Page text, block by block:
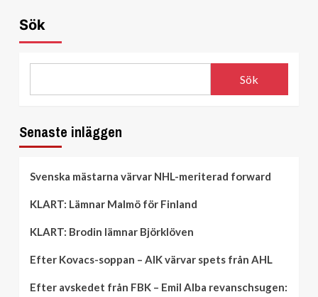
Sök
Sök
Senaste inläggen
Svenska mästarna värvar NHL-meriterad forward
KLART: Lämnar Malmö för Finland
KLART: Brodin lämnar Björklöven
Efter Kovacs-soppan – AIK värvar spets från AHL
Efter avskedet från FBK – Emil Alba revanschsugen: